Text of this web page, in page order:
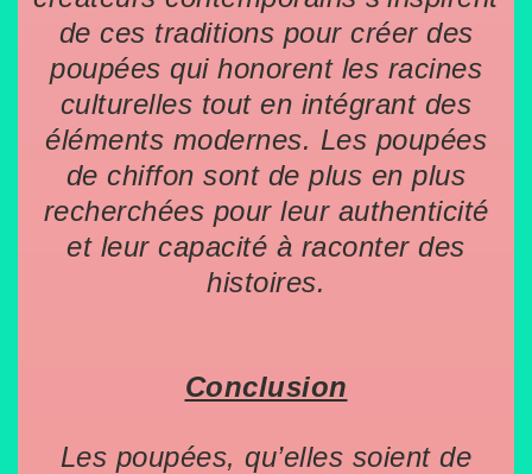
de ces traditions pour créer des
poupées qui honorent les racines
culturelles tout en intégrant des
éléments modernes. Les poupées
de chiffon sont de plus en plus
recherchées pour leur authenticité
et leur capacité à raconter des
histoires.
Conclusion
Les poupées, qu’elles soient de